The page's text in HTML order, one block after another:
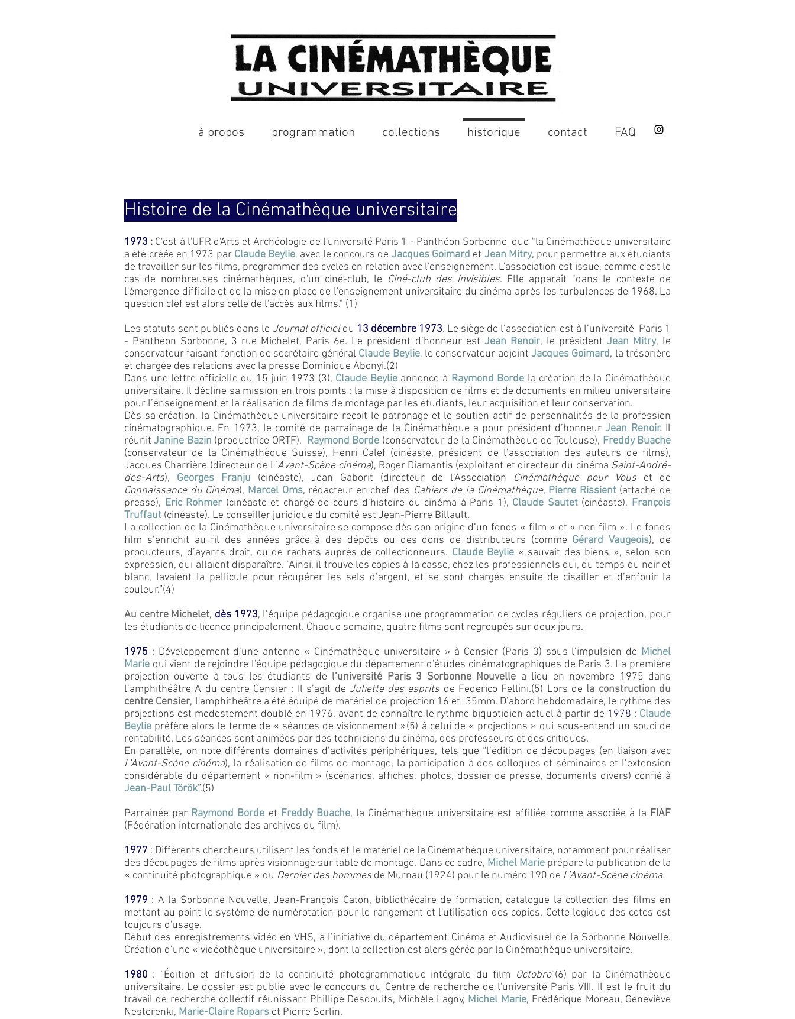
à propos programmation collections historique contact FAQ
Histoire de la Cinémathèque universitaire
1973 : C'est à l'UFR d'Arts et Archéologie de l'université Paris 1 - Panthéon Sorbonne que "la Cinémathèque universitaire
a été créée en 1973 par Claude Beylie, avec le concours de Jacques Goimard et Jean Mitry, pour permettre aux étudiants
de travailler sur les films, programmer des cycles en relation avec l'enseignement. L'association est issue, comme c'est le
cas de nombreuses cinémathèques, d'un ciné-club, le Ciné-club des invisibles. Elle apparaît "dans le contexte de
l'émergence difficile et de la mise en place de l'enseignement universitaire du cinéma après les turbulences de 1968. La
question clef est alors celle de l'accès aux films." (1)
Les statuts sont publiés dans le Journal officieldu 13 décembre 1973. Le siège de l’association est à l’université Paris 1
- Panthéon Sorbonne, 3 rue Michelet, Paris 6e. Le président d’honneur est Jean Renoir, le président Jean Mitry, le
conservateur faisant fonction de secrétaire général Claude Beylie, le conservateur adjoint Jacques Goimard, la trésorière
et chargée des relations avec la presse Dominique Abonyi.(2)
Dans une lettre officielle du 15 juin 1973 (3), Claude Beylieannonce à Raymond Borde la création de la Cinémathèque
universitaire. Il décline sa mission en trois points : la mise à disposition de films et de documents en milieu universitaire
pour l’enseignement et la réalisation de films de montage par les étudiants, leur acquisition et leur conservation.
Dès sa création, la Cinémathèque universitaire reçoit le patronage et le soutien actif de personnalités de la profession
cinématographique. En 1973, le comité de parrainage de la Cinémathèque a pour président d’honneurJean Renoir.Il
réunitJanine Bazin (productrice ORTF), Raymond Borde (conservateur de la Cinémathèque de Toulouse), Freddy Buache
(conservateur de la Cinémathèque Suisse), Henri Calef (cinéaste, président de l’association des auteurs de films),
Jacques Charrière (directeur de L’Avant-Scène cinéma), Roger Diamantis (exploitant et directeur du cinéma Saint-André-
des-Arts), Georges Franju (cinéaste), Jean Gaborit (directeur de l’Association Cinémathèque pour Vous et de
Connaissance du Cinéma), Marcel Oms, rédacteur en chef des Cahiers de la Cinémathèque, Pierre Rissient(attaché de
presse), Eric Rohmer(cinéaste et chargé de cours d’histoire du cinéma à Paris 1), Claude Sautet(cinéaste), François
Truffaut (cinéaste). Le conseiller juridique du comité est Jean-Pierre Billault.
La collection de la Cinémathèque universitaire se compose dès son origine d’un fonds « film » et « non film ». Le fonds
film s’enrichit au fil des années grâce à des dépôts ou des dons de distributeurs (comme Gérard Vaugeois), de
producteurs, d’ayants droit, ou de rachats auprès de collectionneurs. Claude Beylie « sauvait des biens », selon son
expression, qui allaient disparaître. “Ainsi, il trouve les copies à la casse, chez les professionnels qui, du temps du noir et
blanc, lavaient la pellicule pour récupérer les sels d’argent, et se sont chargés ensuite de cisailler et d’enfouir la
couleur.”(4)
Au centre Michelet, dès 1973, l’équipe pédagogique organise une programmation de cycles réguliers de projection, pour
les étudiants de licence principalement. Chaque semaine, quatre films sont regroupés sur deux jours.
1975 : Développement d’une antenne « Cinémathèque universitaire » à Censier (Paris 3) sous l’impulsion de Michel
Marie qui vient de rejoindre l'équipe pédagogique du département d'études cinématographiques de Paris 3. La première
projection ouverte à tous les étudiants de l’université Paris 3 Sorbonne Nouvelle a lieu en novembre 1975 dans
l’amphithéâtre A du centre Censier : Il s’agit de Juliette des esprits de Federico Fellini.(5) Lors de la construction du
centre Censier, l'amphithéâtre a été équipé de matériel de projection 16 et 35mm. D’abord hebdomadaire, le rythme des
projections est modestement doublé en 1976, avant de connaître le rythme biquotidien actuel à partir de 1978 : Claude
Beylie préfère alors le terme de « séances de visionnement »(5) à celui de « projections » qui sous-entend un souci de
rentabilité. Les séances sont animées par des techniciens du cinéma, des professeurs et des critiques.
En parallèle, on note différents domaines d’activités périphériques, tels que “l’édition de découpages (en liaison avec
L’Avant-Scène cinéma), la réalisation de films de montage, la participation à des colloques et séminaires et l’extension
considérable du département « non-film » (scénarios, affiches, photos, dossier de presse, documents divers) confié à
Jean-Paul Török”.(5)
Parrainée par Raymond Borde et Freddy Buache, la Cinémathèque universitaire est affiliée comme associée à la FIAF
(Fédération internationale des archives du film).
1977 : Différents chercheurs utilisent les fonds et le matériel de la Cinémathèque universitaire, notamment pour réaliser
des découpages de films après visionnage sur table de montage. Dans ce cadre, Michel Marieprépare la publication de la
« continuité photographique » du Dernier des hommes de Murnau (1924) pour le numéro 190 de L’Avant-Scène cinéma.
1979 : A la Sorbonne Nouvelle, Jean-François Caton, bibliothécaire de formation, catalogue la collection des films en
mettant au point le système de numérotation pour le rangement et l'utilisation des copies. Cette logique des cotes est
toujours d'usage.
Début des enregistrements vidéo en VHS, à l’initiative du département Cinéma et Audiovisuel de la Sorbonne Nouvelle.
Création d’une « vidéothèque universitaire », dont la collection est alors gérée par la Cinémathèque universitaire.
1980 : “Édition et diffusion de la continuité photogrammatique intégrale du film Octobre”(6) par la Cinémathèque
universitaire. Le dossier est publié avec le concours du Centre de recherche de l'université Paris VIII. Il est le fruit du
travail de recherche collectif réunissant Phillipe Desdouits, Michèle Lagny, Michel Marie, Frédérique Moreau, Geneviève
Nesterenki, Marie-Claire Ropars et Pierre Sorlin.